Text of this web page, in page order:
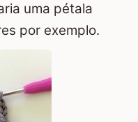
uma pétala
por exemplo.